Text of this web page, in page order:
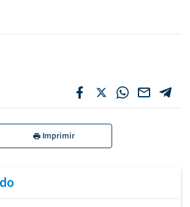
Imprimir